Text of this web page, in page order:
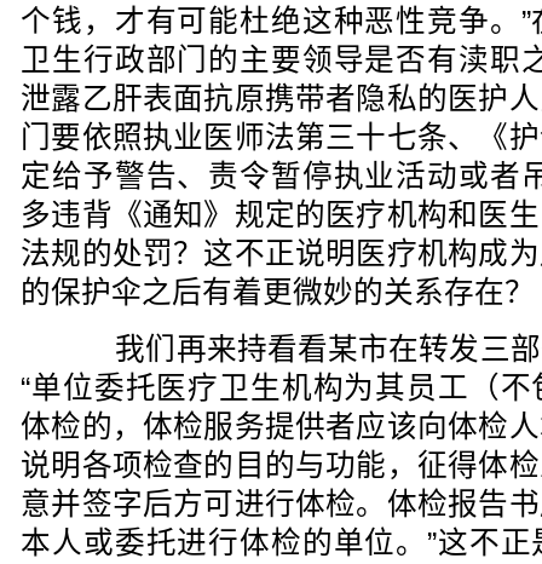
个钱，才有可能杜绝这种恶性竞争。
卫生行政部门的主要领导是否有渎职
泄露乙肝表面抗原携带者隐私的医护
门要依照执业医师法第三十七条、《
定给予警告、责令暂停执业活动或者
多违背《通知》规定的医疗机构和医
法规的处罚？这不正说明医疗机构成
的保护伞之后有着更微妙的关系存在？
我们再来持看看某市在转发三部
“单位委托医疗卫生机构为其员工（
体检的，体检服务提供者应该向体检
说明各项检查的目的与功能，征得体
意并签字后方可进行体检。体检报告
本人或委托进行体检的单位。”这不